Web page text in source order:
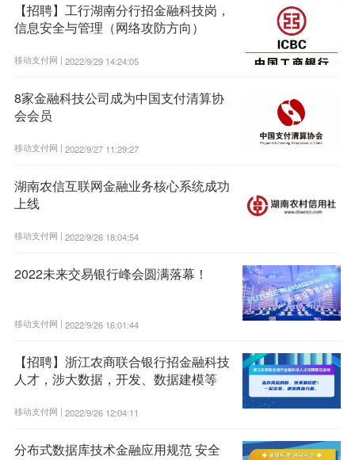
【招聘】工行湖南分行招金融科技岗，
信息安全与管理（网络攻防方向）
移动支付网 | 2022/9/29 14:24:05
8家金融科技公司成为中国支付清算协
会会员
移动支付网 | 2022/9/27 11:29:27
湖南农信互联网金融业务核心系统成功
上线
移动支付网 | 2022/9/26 18:04:54
2022未来交易银行峰会圆满落幕！
移动支付网 | 2022/9/26 16:01:44
【招聘】浙江农商联合银行招金融科技
人才，涉大数据，开发、数据建模等
移动支付网 | 2022/9/26 12:04:11
分布式数据库技术金融应用规范 安全